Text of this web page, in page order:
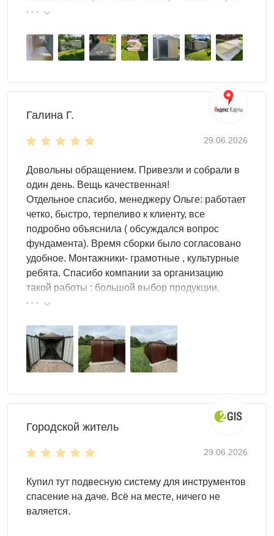
продайте. А самый оптимальный вариант – собрать
пригодится всегда.
Хозблок SKOGGY – это универсальное сооружение,
в производственном цеху
Хозблок SKOGGY можно использовать для чего угодно:
для хранения материалов
для хранения инвентаря
для хранения оборудования
Внутренняя организация
Рациональное использование пространства внутри
хозблока позволит извлечь максимальную выгоду.
организовать внутреннее пространство. Установите в
своем хозблоке:
полки и стеллажи
Дизайн
Оформление внешнего вида контейнера под ваш
следующие варианты:
эту фирму.
Галина Г.
29.06.2026
Довольны обращением. Привезли и собрали в
один день. Вещь качественная!
Отдельное спасибо, менеджеру Ольге: работает
четко, быстро, терпеливо к клиенту, все
подробно объяснила ( обсуждался вопрос
фундамента). Время сборки было согласовано
удобное. Монтажники- грамотные , культурные
ребята. Спасибо компании за организацию
такой работы : большой выбор продукции,
реальные цены.
Городской житель
29.06.2026
Купил тут подвесную систему для инструментов
спасение на даче. Всё на месте, ничего не
валяется.